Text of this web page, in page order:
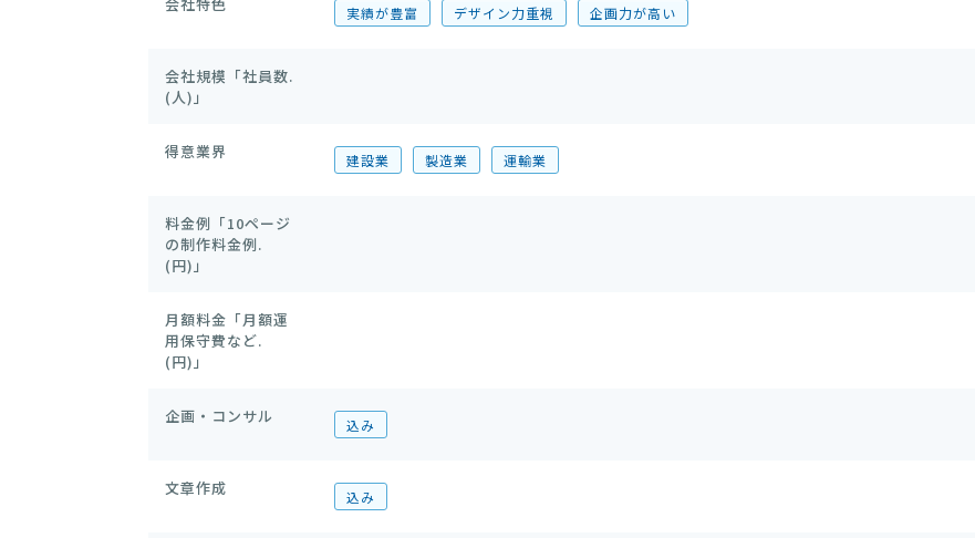
会社特色 実績が豊富 デザイン力重視 企画力が高い
会社規模「社員数.
(人)」
得意業界 建設業 製造業 運輸業
料金例「10ページ
の制作料金例.
(円)」
月額料金「月額運
用保守費など.
(円)」
企画・コンサル 込み
文章作成 込み